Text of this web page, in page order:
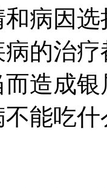
病因
的治
造成
能吃